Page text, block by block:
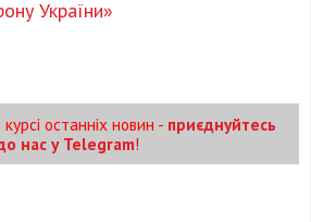
України»
останніх новин - приєднуйтесь
нас у Telegram!